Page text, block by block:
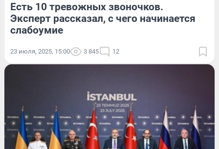
Есть 10 тревожных звоночков.
Эксперт рассказал, с чего начинается
слабоумие
23 июля, 2025, 15:00 3 845 12